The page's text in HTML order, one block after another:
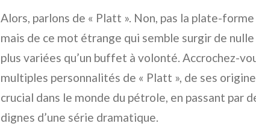
Alors, parlons de « Platt ». Non, pas la plate-
mais de ce mot étrange qui semble surgir de
plus variées qu’un buffet à volonté. Accrochez-
multiples personnalités de « Platt », de ses
crucial dans le monde du pétrole, en passant par
dignes d’une série dramatique.